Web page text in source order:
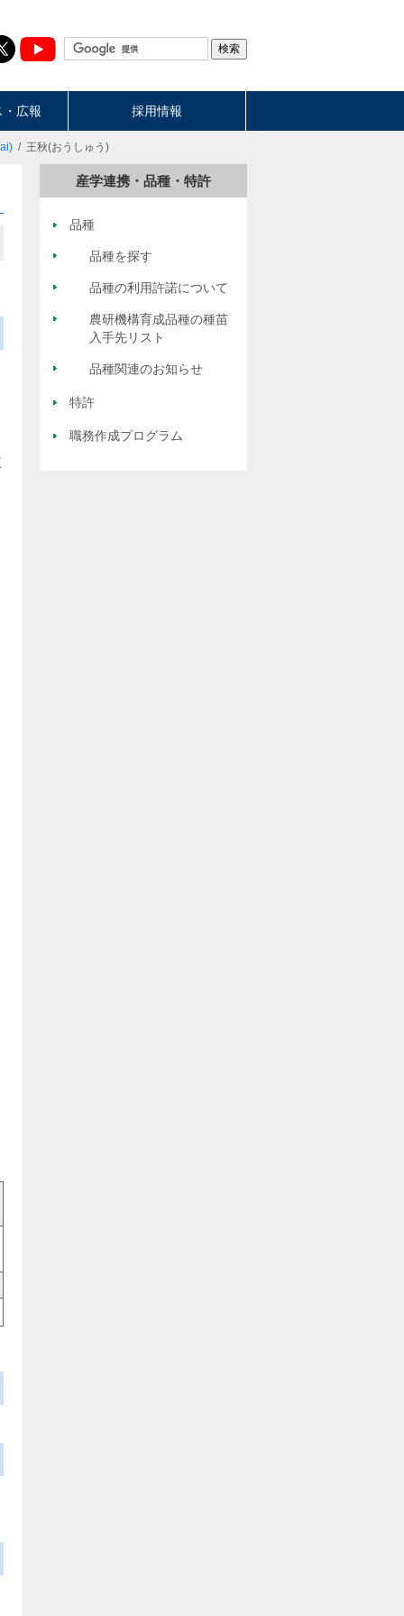
広報 採用情報
王秋(おうしゅう)
産学連携・品種・特許
品種
品種を探す
品種の利用許諾について
農研機構育成品種の種苗
入手先リスト
品種関連のお知らせ
特許
職務作成プログラム